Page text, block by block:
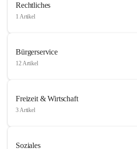
Rechtliches
1 Artikel
Bürgerservice
12 Artikel
Freizeit & Wirtschaft
3 Artikel
Soziales